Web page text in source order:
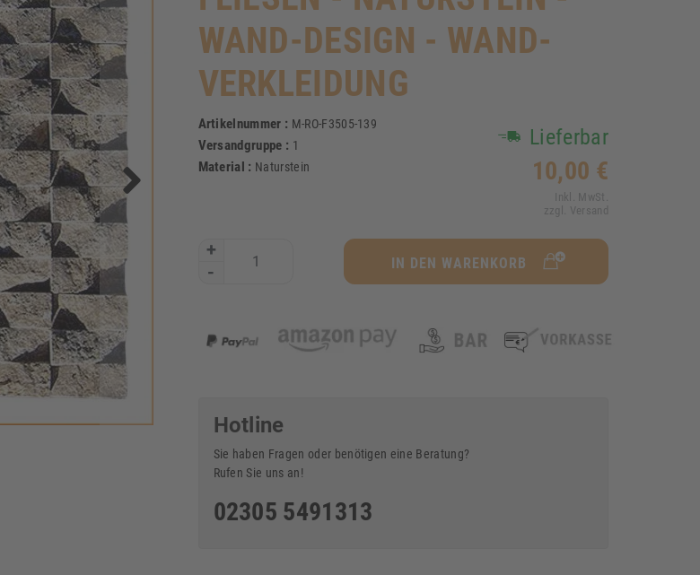
WAND-DESIGN - WAND-
VERKLEIDUNG
Artikelnummer : M-RO-F3505-139
Versandgruppe : 1
Material : Naturstein
Lieferbar
10,00 €
Inkl. MwSt.
zzgl. Versand
+
-
IN DEN WARENKORB
Hotline
Sie haben Fragen oder benötigen eine Beratung?
Rufen Sie uns an!
02305 5491313